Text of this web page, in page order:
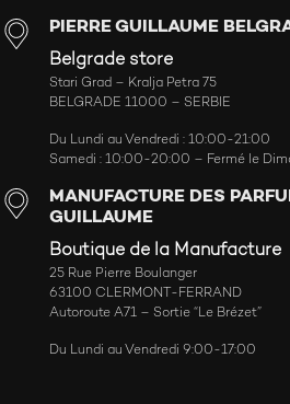
PIERRE GUILLAUME
Belgrade store
Stari Grad – Kralja Petra 75
BELGRADE 11000 – SERBIE
Du Lundi au Vendredi : 10:00-21:00
Samedi : 10:00-20:00 – Fermé le
MANUFACTURE DES
GUILLAUME
Boutique de la Manufacture
25 Rue Pierre Boulanger
63100 CLERMONT-FERRAND
Autoroute A71 – Sortie “Le Brézet”
Du Lundi au Vendredi 9:00-17:00